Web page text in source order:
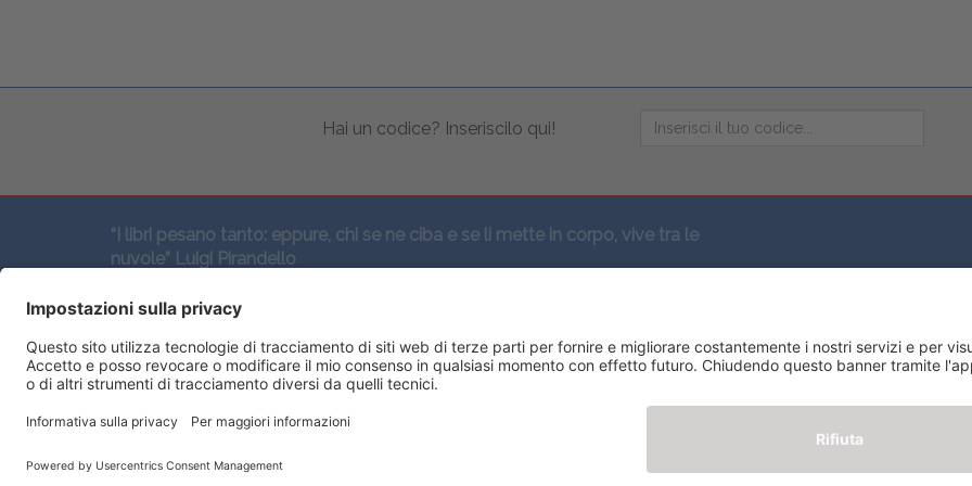
Hai un codice? Inseriscilo qui!
“I libri pesano tanto: eppure, chi se ne ciba e se li mette in corpo, vive tra le
nuvole” Luigi Pirandello
SEGUICI QUI: